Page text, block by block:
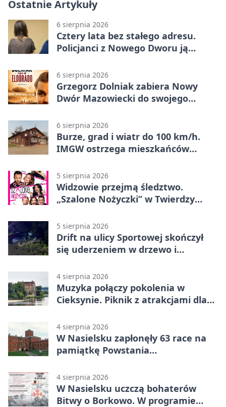
Ostatnie Artykuły
6 sierpnia 2026
Cztery lata bez stałego adresu.
Policjanci z Nowego Dworu ją
6 sierpnia 2026
Grzegorz Dolniak zabiera Nowy
Dwór Mazowiecki do swojego
6 sierpnia 2026
Burze, grad i wiatr do 100 km/h.
IMGW ostrzega mieszkańców
5 sierpnia 2026
Widzowie przejmą śledztwo.
„Szalone Nożyczki” w Twierdzy
5 sierpnia 2026
Drift na ulicy Sportowej skończył
się uderzeniem w drzewo i
4 sierpnia 2026
Muzyka połączy pokolenia w
Cieksynie. Piknik z atrakcjami dla
4 sierpnia 2026
W Nasielsku zapłonęły 63 race na
pamiątkę Powstania
4 sierpnia 2026
W Nasielsku uczczą bohaterów
Bitwy o Borkowo. W programie